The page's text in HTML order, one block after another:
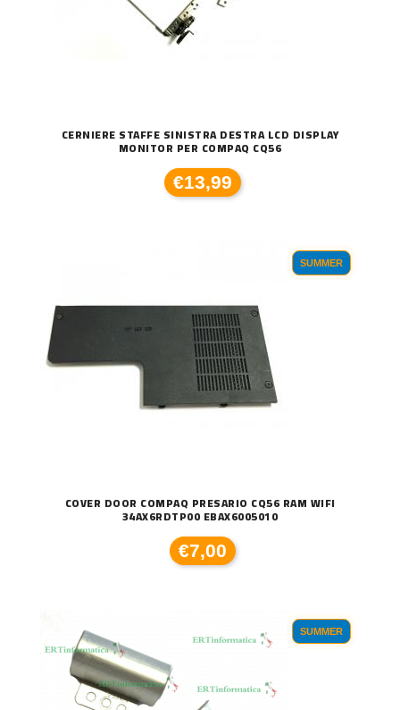
CERNIERE STAFFE SINISTRA DESTRA LCD DISPLAY
MONITOR PER COMPAQ CQ56
€13,99
SUMMER
COVER DOOR COMPAQ PRESARIO CQ56 RAM WIFI
34AX6RDTP00 EBAX6005010
€7,00
SUMMER